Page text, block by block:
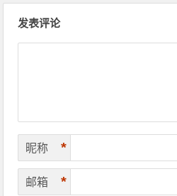
发表评论
昵称 *
邮箱 *